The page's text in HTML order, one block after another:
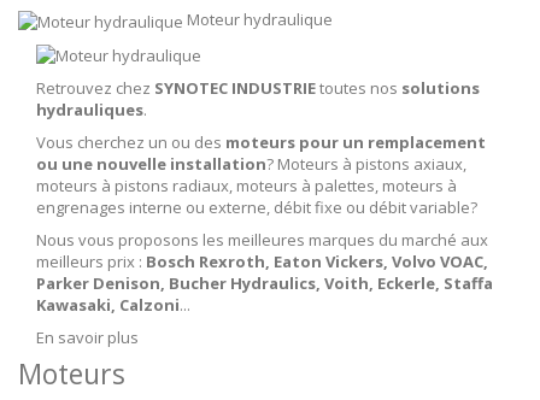
Moteur hydraulique
Retrouvez chez SYNOTEC INDUSTRIEtoutes nos solutions
hydrauliques.
Vous cherchez un ou des moteurs pour un remplacement
ou une nouvelle installation? Moteurs à pistons axiaux,
moteurs à pistons radiaux, moteurs à palettes, moteurs à
engrenages interne ou externe, débit fixe ou débit variable?
Nous vous proposons les meilleures marques du marché aux
meilleurs prix : Bosch Rexroth, Eaton Vickers, Volvo VOAC,
Parker Denison, Bucher Hydraulics, Voith, Eckerle, Staffa
Kawasaki, Calzoni...
En savoir plus
Moteurs